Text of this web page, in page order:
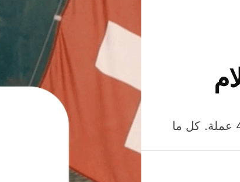
وفّر المال عند إرسال الأموال وإنفاقها واستلامها بأكثر من 40 عملة. كل ما